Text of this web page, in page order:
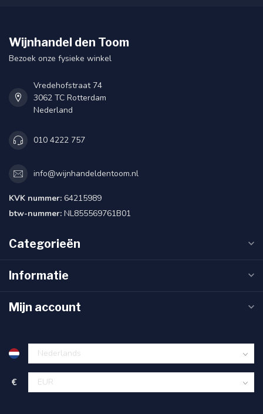
Wijnhandel den Toom
Bezoek onze fysieke winkel
Vredehofstraat 74
3062 TC Rotterdam
Nederland
010 4222 757
info@wijnhandeldentoom.nl
KVK nummer: 64215989
btw-nummer: NL855569761B01
Categorieën
Informatie
Mijn account
€